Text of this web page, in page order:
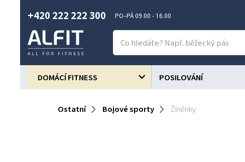
+420 222 222 300 PO–PÁ 09.00 - 16.00
DOMÁCÍ FITNESS POSILOVÁNÍ
Ostatní Bojové sporty Žíněnky